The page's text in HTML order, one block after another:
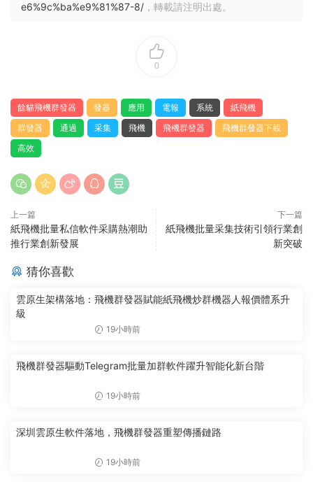
e6%9c%ba%e9%81%87-8/ ，轉載請注明出處。
0
餘貓飛機群發器 發器 應用 電報 系統
紙飛機
群發器
通過 采集 飛機 飛機群發器
飛機群發器下載
高效
上一篇
紙飛機批量私信軟件采購熱潮助
推行業創新發展
下一篇
紙飛機批量采集技術引領行業創
新突破
猜你喜歡
雲原生架構落地：飛機群發器賦能紙飛機炒群機器人報價體系升
級
19小時前
飛機群發器驅動Telegram批量加群軟件躍升智能化新台階
19小時前
深圳雲原生軟件落地，飛機群發器重塑傳播鏈路
19小時前